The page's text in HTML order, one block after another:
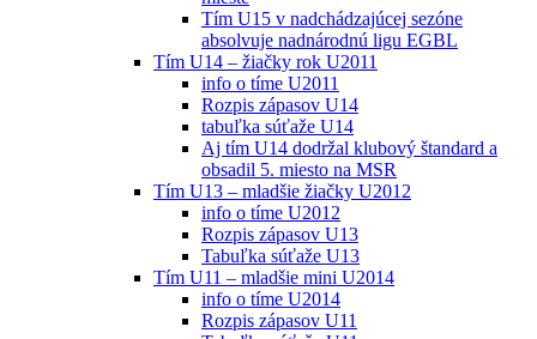
Tím U15 v nadchádzajúcej sezóne
absolvuje nadnárodnú ligu EGBL
Tím U14 – žiačky rok U2011
info o tíme U2011
Rozpis zápasov U14
tabuľka súťaže U14
Aj tím U14 dodržal klubový štandard a
obsadil 5. miesto na MSR
Tím U13 – mladšie žiačky U2012
info o tíme U2012
Rozpis zápasov U13
Tabuľka súťaže U13
Tím U11 – mladšie mini U2014
info o tíme U2014
Rozpis zápasov U11